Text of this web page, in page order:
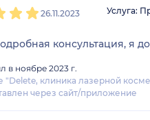
26.11.2023 Услуга:
консультация, я
в ноябре 2023 г.
"Delete, клиника лазерной
через сайт/приложение